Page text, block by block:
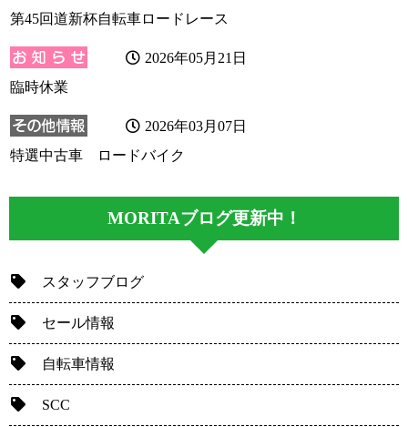
第45回道新杯自転車ロードレース
2026年05月21日
臨時休業
2026年03月07日
特選中古車 ロードバイク
MORITAブログ更新中！
スタッフブログ
セール情報
自転車情報
SCC